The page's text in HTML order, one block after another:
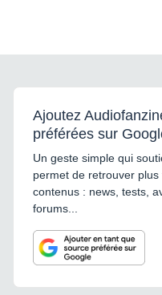
Ajoutez
préférées sur
Un geste simple qui
permet de retrouver
contenus : news, tests,
forums...